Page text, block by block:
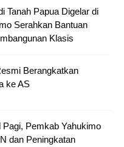
Tanah Papua Digelar di
Serahkan Bantuan
Klasis
Berangkatkan
ke AS
Pemkab Yahukimo
dan Peningkatan